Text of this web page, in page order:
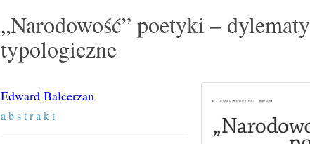
„Narodowość” poetyki – dylematy
typologiczne
Edward Balcerzan
a b s t r a k t